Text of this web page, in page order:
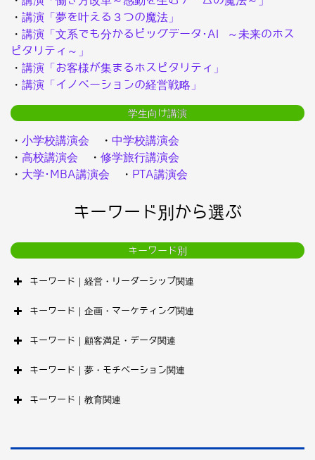
・ 講演「夢を叶える３つの魔法」
・ 講演「文系でも分かるビッグデータ･AI ～未来のホス
ピタリティ～」
・ 講演「お客様が集まるホスピタリティ」
・ 講演「イノベーションの経営戦略」
学生向け講演
・ 小学校講演会 ・ 中学校講演会
・ 高校講演会 ・ 修学旅行講演会
・ 大学･MBA講演会 ・ PTA講演会
キーワード別から選ぶ
キーワード別
キーワード｜経営・リーダーシップ関連
キーワード｜企画・マーケティング関連
キーワード｜顧客満足・データ関連
キーワード｜夢・モチベーション関連
キーワード｜教育関連